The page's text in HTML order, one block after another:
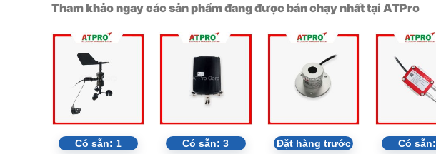
Tham khảo ngay các sản phẩm đang được bán chạy nhất tại ATPro
Có sẵn: 1 Có sẵn:3 Đặt hàng trước Có sẵn: